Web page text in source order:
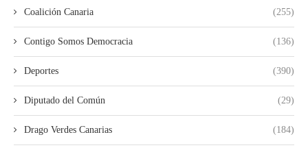
Coalición Canaria (255)
Contigo Somos Democracia (136)
Deportes (390)
Diputado del Común (29)
Drago Verdes Canarias (184)